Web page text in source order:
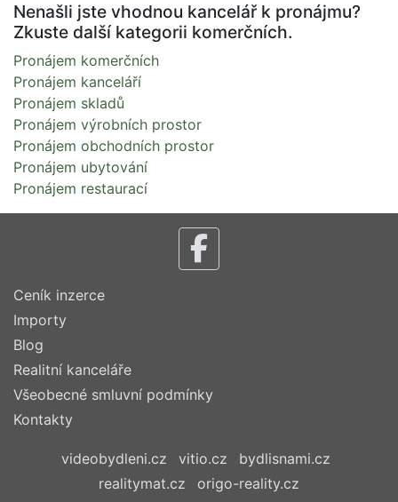
Nenašli jste vhodnou kancelář k pronájmu?
Zkuste další kategorii komerčních.
Pronájem komerčních
Pronájem kanceláří
Pronájem skladů
Pronájem výrobních prostor
Pronájem obchodních prostor
Pronájem ubytování
Pronájem restaurací
Ceník inzerce
Importy
Blog
Realitní kanceláře
Všeobecné smluvní podmínky
Kontakty
videobydleni.cz vitio.cz
bydlisnami.cz
realitymat.cz
origo-reality.cz